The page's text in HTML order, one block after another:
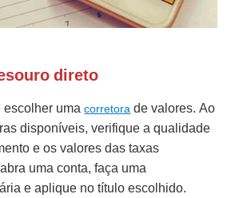
direto
escolher umacorretora de valores. Ao
disponíveis, verifique a qualidade
e os valores das taxas
uma conta, faça uma
e aplique no título escolhido.